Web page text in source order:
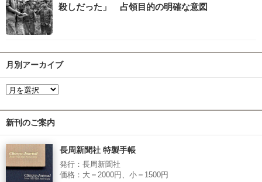
殺しだった」 占領目的の明確な意図
月別アーカイブ
新刊のご案内
長周新聞社 特製手帳
発行：長周新聞社
価格：大＝2000円、小＝1500円